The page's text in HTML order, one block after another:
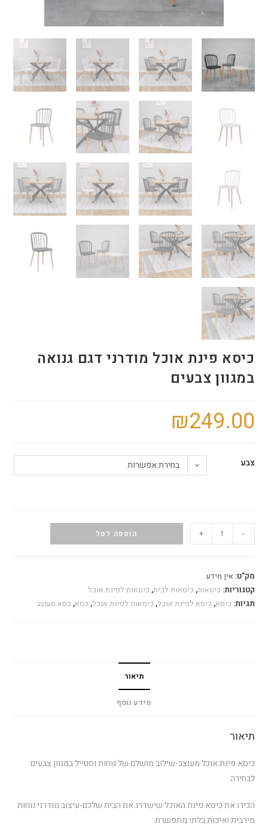
כיסא פינת אוכל מודרני דגם גנואה
במגוון צבעים
₪249.00
צבע בחירת אפשרות
-
+ הוספה לסל
מק"ט: אין מידע
קטגוריות: כיסאות, כיסאות לבית, כיסאות לפינת אוכל
תגיות: כיסא, כיסא לפינת אוכל, כיסאות לפינת אוכל, כסא, כסא מעוצב
תיאור
מידע נוסף
תיאור
כיסא פינת אוכל מעוצב-שילוב מושלם של נוחות וסטייל במגוון צבעים
לבחירה
הכירו את כיסא פינת האוכל שישדרג את הבית שלכם-עיצוב מודרני נוחות
מירבית ואיכות בלתי מתפשרת